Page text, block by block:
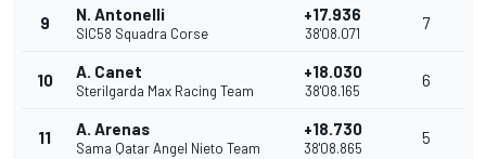
9 N. Antonelli
SIC58 Squadra Corse
+17.936
38'08.071
7
10 A. Canet
Sterilgarda Max Racing Team
+18.030
38'08.165
6
11 A. Arenas
Sama Qatar Angel Nieto Team
+18.730
38'08.865
5